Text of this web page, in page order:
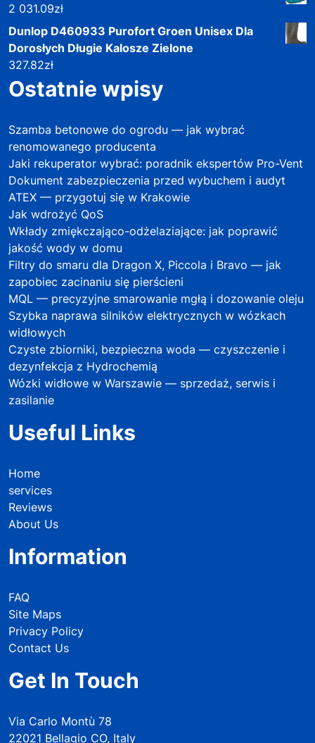
2 031.09zł
Dunlop D460933 Purofort Groen Unisex Dla
Dorosłych Długie Kalosze Zielone
327.82zł
Ostatnie wpisy
Szamba betonowe do ogrodu — jak wybrać
renomowanego producenta
Jaki rekuperator wybrać: poradnik ekspertów Pro-Vent
Dokument zabezpieczenia przed wybuchem i audyt
ATEX — przygotuj się w Krakowie
Jak wdrożyć QoS
Wkłady zmiękczająco-odżelaziające: jak poprawić
jakość wody w domu
Filtry do smaru dla Dragon X, Piccola i Bravo — jak
zapobiec zacinaniu się pierścieni
MQL — precyzyjne smarowanie mgłą i dozowanie oleju
Szybka naprawa silników elektrycznych w wózkach
widłowych
Czyste zbiorniki, bezpieczna woda — czyszczenie i
dezynfekcja z Hydrochemią
Wózki widłowe w Warszawie — sprzedaż, serwis i
zasilanie
Useful Links
Home
services
Reviews
About Us
Information
FAQ
Site Maps
Privacy Policy
Contact Us
Get In Touch
Via Carlo Montù 78
22021 Bellagio CO, Italy